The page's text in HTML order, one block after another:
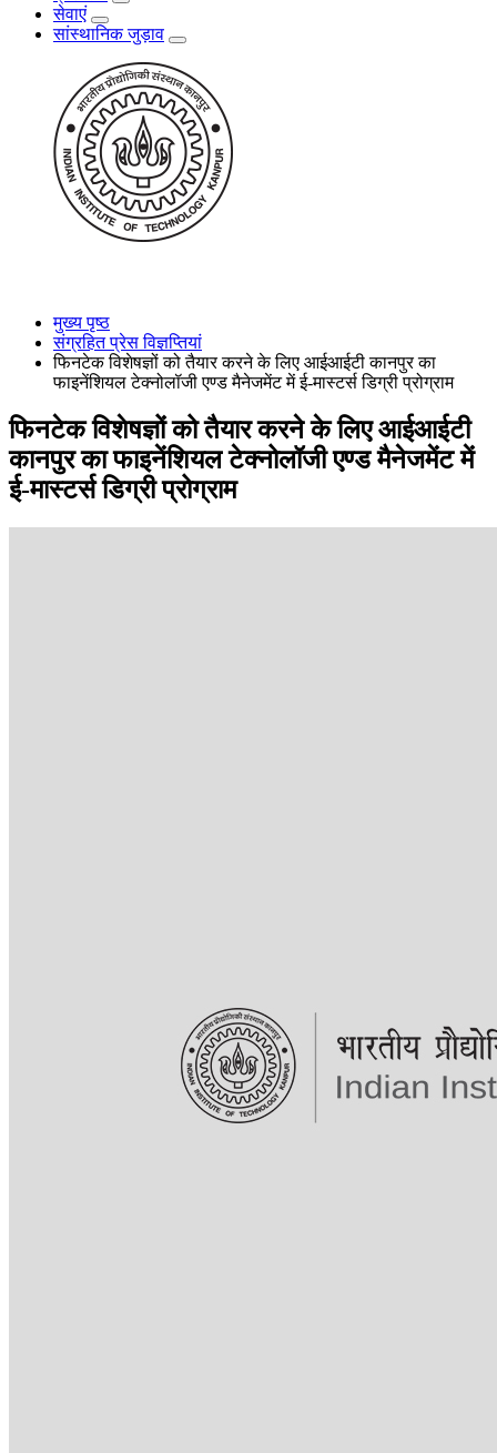
सेवाएं
सांस्थानिक जुड़ाव
मुख्य पृष्ठ
संग्रहित प्रेस विज्ञप्तियां
फिनटेक विशेषज्ञों को तैयार करने के लिए आईआईटी कानपुर का
फाइनेंशियल टेक्नोलॉजी एण्ड मैनेजमेंट में ई-मास्टर्स डिग्री प्रोग्राम
फिनटेक विशेषज्ञों को तैयार करने के लिए आईआईटी
कानपुर का फाइनेंशियल टेक्नोलॉजी एण्ड मैनेजमेंट में
ई-मास्टर्स डिग्री प्रोग्राम